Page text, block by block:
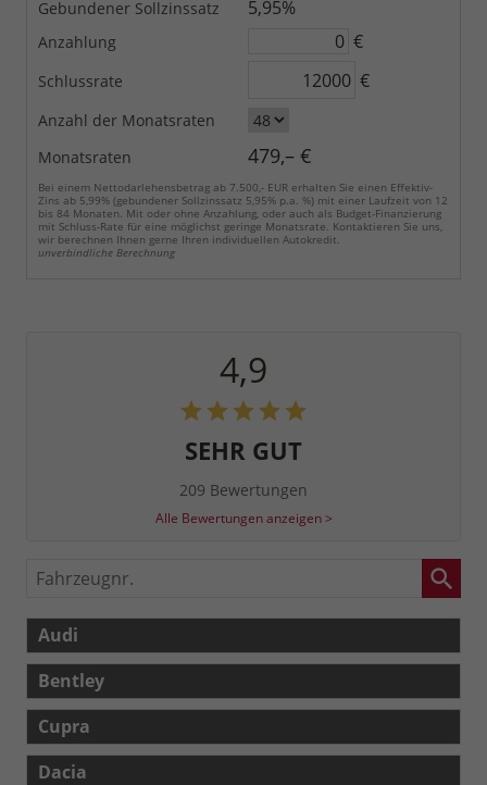
Gebundener Sollzinssatz 5,95%
Anzahlung €
Schlussrate €
Anzahl der Monatsraten
Monatsraten
479,– €
Bei einem Nettodarlehensbetrag ab 7.500,- EUR erhalten Sie einen Effektiv-
Zins ab 5,99% (gebundener Sollzinssatz 5,95% p.a. %) mit einer Laufzeit von 12
bis 84 Monaten. Mit oder ohne Anzahlung, oder auch als Budget-Finanzierung
mit Schluss-Rate für eine möglichst geringe Monatsrate. Kontaktieren Sie uns,
wir berechnen Ihnen gerne Ihren individuellen Autokredit.
unverbindliche Berechnung
4,9
SEHR GUT
209 Bewertungen
Alle Bewertungen anzeigen >
Fahrzeugnr.
Audi
Bentley
Cupra
Dacia